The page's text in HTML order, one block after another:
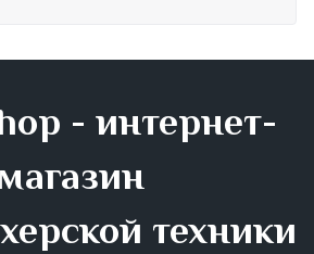
- интернет-
магазин
техники